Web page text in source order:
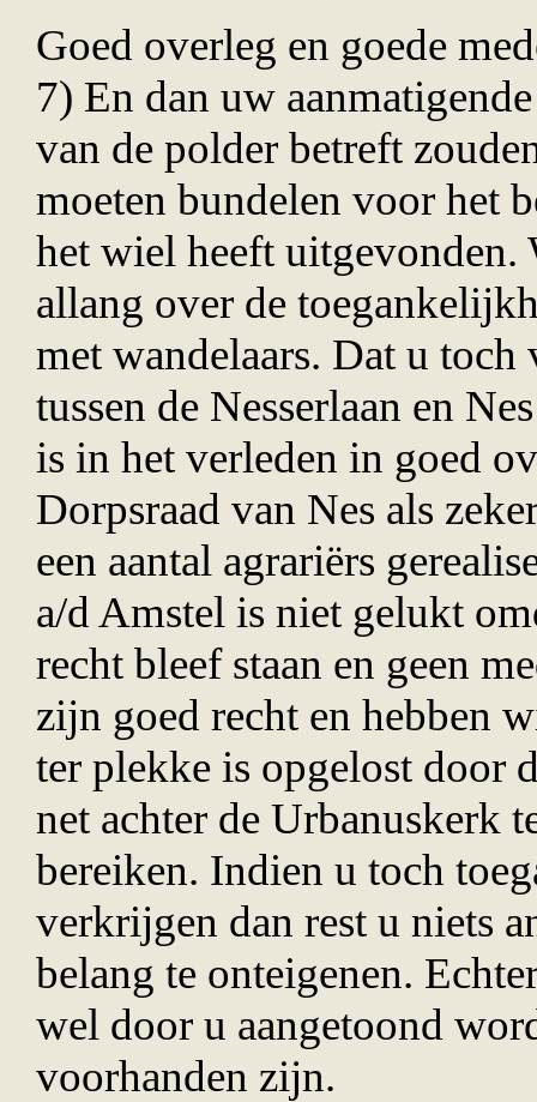
Goed overleg en goede
7) En dan uw
van de polder betreft
moeten bundelen voor het
het wiel heeft uitgevonden.
allang over de
met wandelaars. Dat u
tussen de Nesserlaan en
is in het verleden in goed
Dorpsraad van Nes als
een aantal agrariërs
a/d Amstel is niet gelukt
recht bleef staan en geen
zijn goed recht en hebben
ter plekke is opgelost door
net achter de Urbanuskerk
bereiken. Indien u toch
verkrijgen dan rest u niets
belang te onteigenen.
wel door u aangetoond
voorhanden zijn.